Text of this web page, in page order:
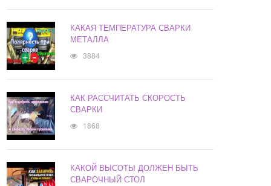
КАКАЯ ТЕМПЕРАТУРА СВАРКИ
МЕТАЛЛА
3884
КАК РАССЧИТАТЬ СКОРОСТЬ
СВАРКИ
1868
КАКОЙ ВЫСОТЫ ДОЛЖЕН БЫТЬ
СВАРОЧНЫЙ СТОЛ